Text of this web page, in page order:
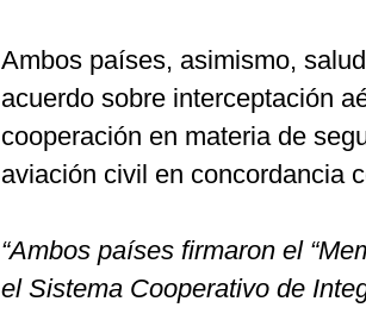
Ambos países, asimismo,
acuerdo sobre interceptación
cooperación en materia de
aviación civil en concordancia
“Ambos países firmaron el
el Sistema Cooperativo de